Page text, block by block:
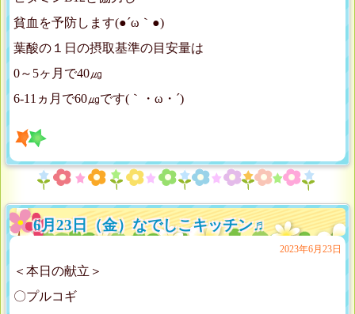
貧血を予防します(●´ω｀●)
葉酸の１日の摂取基準の目安量は
0～5ヶ月で40㎍
6-11ヵ月で60㎍です(｀・ω・´)ゞ
6月23日（金）なでしこキッチン♬
2023年6月23日
＜本日の献立＞
〇プルコギ